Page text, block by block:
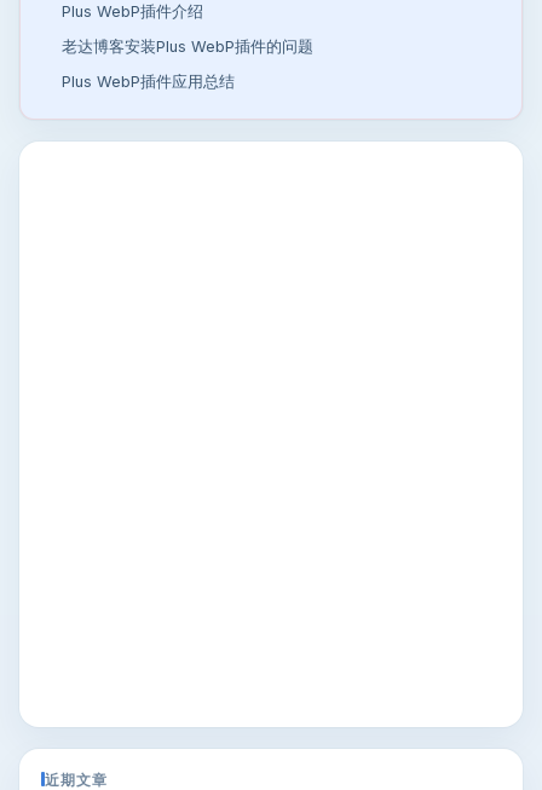
Plus WebP插件介绍
老达博客安装Plus WebP插件的问题
Plus WebP插件应用总结
近期文章